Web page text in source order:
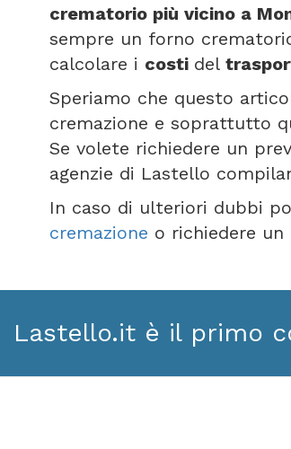
crematorio più vicino a
sempre un forno
calcolare i costi del
Speriamo che questo
cremazione e soprattutto
Se volete richiedere un
agenzie di Lastello
In caso di ulteriori dubbi
cremazione o richiedere un
Lastello.it è il primo